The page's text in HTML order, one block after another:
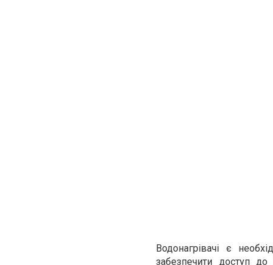
Водонагрівачі є
забезпечити доступ